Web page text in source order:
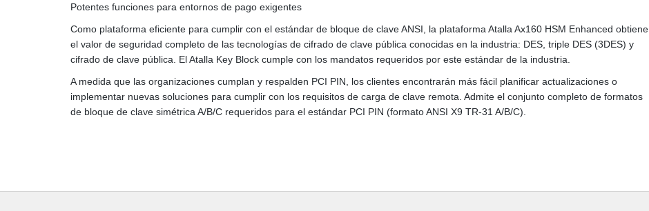
Potentes funciones para entornos de pago exigentes
Como plataforma eficiente para cumplir con el estándar de bloque de clave ANSI, la plataforma Atalla Ax160 HSM Enhanced obtiene
el valor de seguridad completo de las tecnologías de cifrado de clave pública conocidas en la industria: DES, triple DES (3DES) y
cifrado de clave pública. El Atalla Key Block cumple con los mandatos requeridos por este estándar de la industria.
A medida que las organizaciones cumplan y respalden PCI PIN, los clientes encontrarán más fácil planificar actualizaciones o
implementar nuevas soluciones para cumplir con los requisitos de carga de clave remota. Admite el conjunto completo de formatos
de bloque de clave simétrica A/B/C requeridos para el estándar PCI PIN (formato ANSI X9 TR-31 A/B/C).